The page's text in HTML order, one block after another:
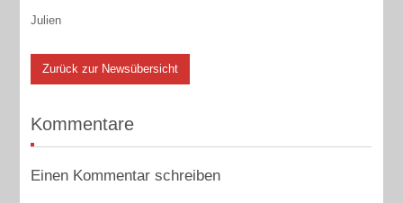
Julien
Zurück zur Newsübersicht
Kommentare
Einen Kommentar schreiben